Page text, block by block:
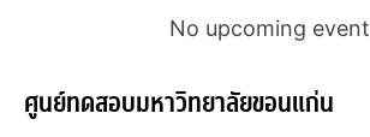
No upcoming event
ศูนย์ทดสอบมหาวิทยาลัยขอนแก่น